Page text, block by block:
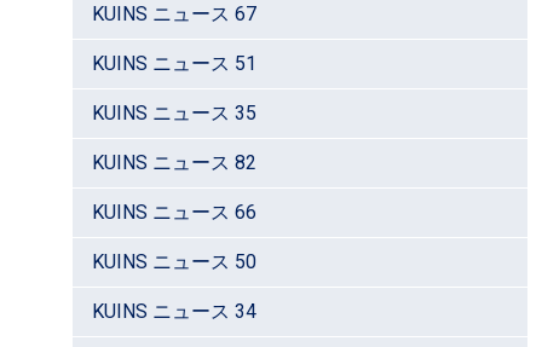
KUINS ニュース 67
KUINS ニュース 51
KUINS ニュース 35
KUINS ニュース 82
KUINS ニュース 66
KUINS ニュース 50
KUINS ニュース 34